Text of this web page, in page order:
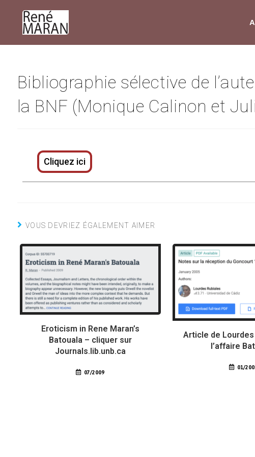
Bibliographie sélective de
la BNF (Monique Calinon et
Cliquez ici
VOUS DEVRIEZ ÉGALEMENT AIMER
Eroticism in Rene Maran’s
Batouala – cliquer sur
Journals.lib.unb.ca
07/2009
Article de
l’affaire
01/